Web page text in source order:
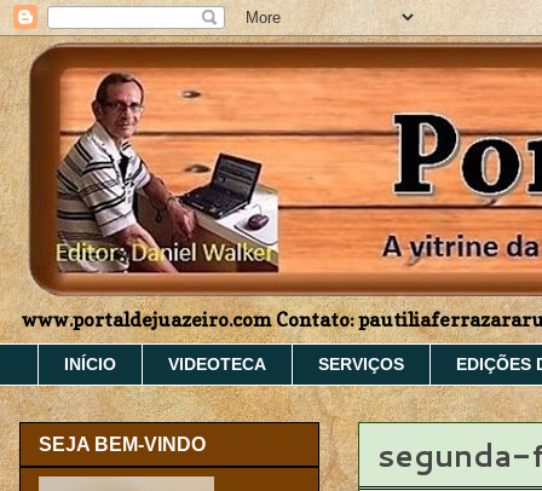
www.portaldejuazeiro.com Contato:
INÍCIO VIDEOTECA SERVIÇOS EDIÇÕES
SEJA BEM-VINDO